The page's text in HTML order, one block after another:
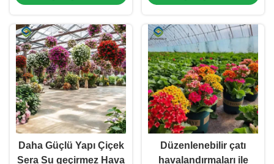
Daha Güçlü Yapı Çiçek
Sera Su geçirmez Hava
Düzenlenebilir çatı
havalandırmaları ile